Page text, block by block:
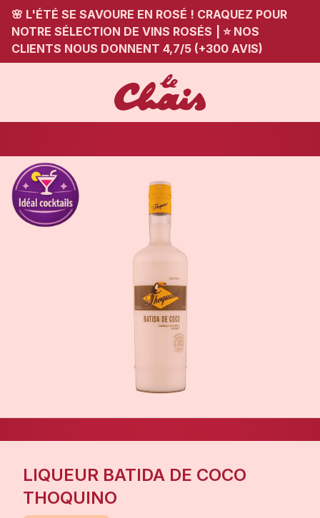
🌸 L'ÉTÉ SE SAVOURE EN ROSÉ ! CRAQUEZ POUR
NOTRE SÉLECTION DE VINS ROSÉS
⭐ NOS
CLIENTS NOUS DONNENT 4,7/5 (+300 AVIS)
LIQUEUR BATIDA DE COCO
THOQUINO